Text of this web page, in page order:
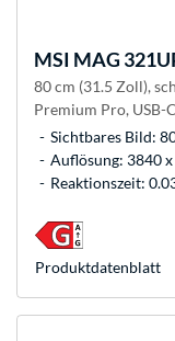
MSI MAG
80 cm (31.5 Zoll),
Premium Pro, USB-
Sichtbares Bild:
Auflösung: 3840
Reaktionszeit:
Produkt­datenblatt